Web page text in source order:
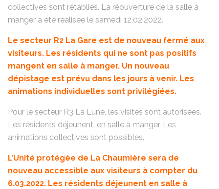
collectives sont rétablies. La réouverture de la salle à
manger a été réalisée le samedi 12.02.2022.
Le secteur R2 La Gare est de nouveau fermé aux
visiteurs. Les résidents qui ne sont pas positifs
mangent en salle à manger. Un nouveau
dépistage est prévu dans les jours à venir. Les
animations individuelles sont privilégiées.
Pour le secteur R3 La Lune, les visites sont autorisées.
Les résidents déjeunent, en salle à manger. Les
animations collectives sont possibles.
L’Unité protégée de La Chaumière sera de
nouveau accessible aux visiteurs à compter du
6.03.2022. Les résidents déjeunent en salle à